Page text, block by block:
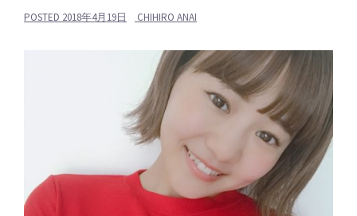
POSTED 2018年4月19日 CHIHIRO ANAI